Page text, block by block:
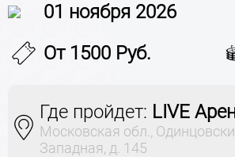
01 ноября 2026
От 1500 Руб.
Где пройдет: LIVE
Московская обл.,
Западная, д. 145